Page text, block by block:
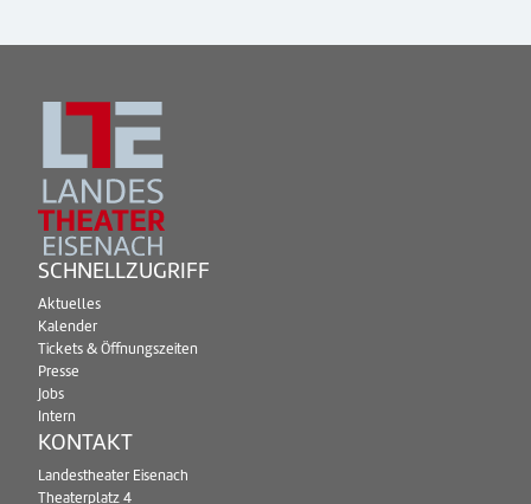
SCHNELLZUGRIFF
Aktuelles
Kalender
Tickets & Öffnungszeiten
Presse
Jobs
Intern
KONTAKT
Landestheater Eisenach
Theaterplatz 4